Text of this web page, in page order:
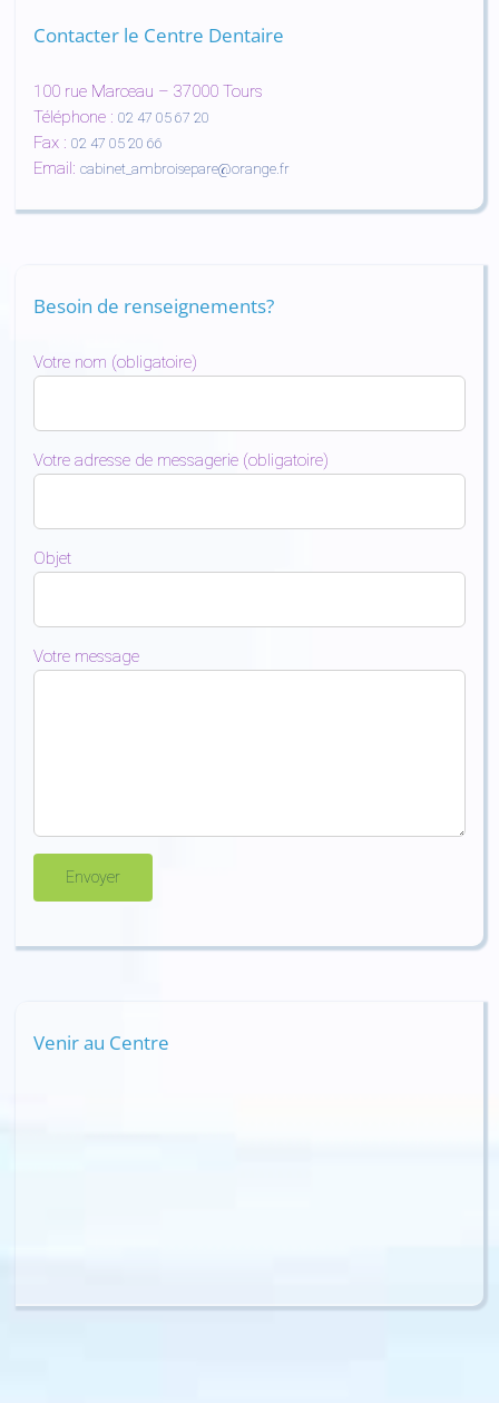
Contacter le Centre Dentaire
100 rue Marceau – 37000 Tours
Téléphone : 02 47 05 67 20
Fax : 02 47 05 20 66
Email: cabinet_ambroisepare@orange.fr
Besoin de renseignements?
Votre nom (obligatoire)
Votre adresse de messagerie (obligatoire)
Objet
Votre message
Venir au Centre